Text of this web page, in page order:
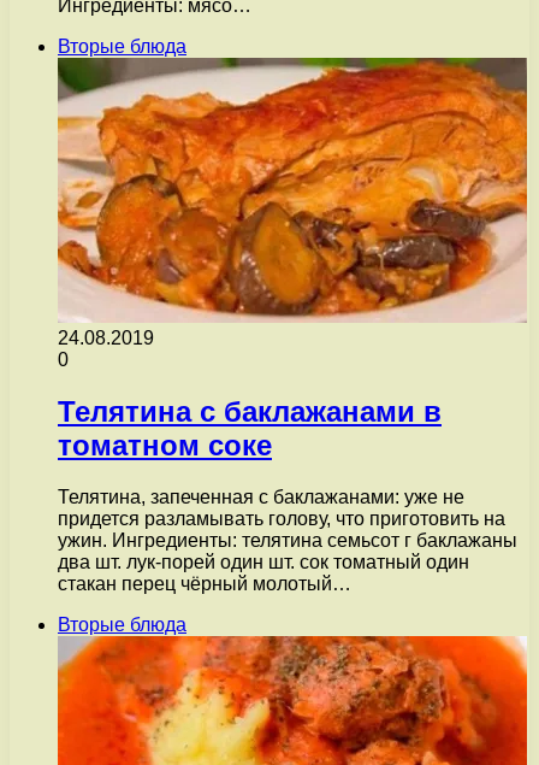
Ингредиенты: мясо…
Вторые блюда
24.08.2019
0
Телятина с баклажанами в
томатном соке
Телятина, запеченная с баклажанами: уже не
придется разламывать голову, что приготовить на
ужин. Ингредиенты: телятина семьсот г баклажаны
два шт. лук-порей один шт. сок томатный один
стакан перец чёрный молотый…
Вторые блюда